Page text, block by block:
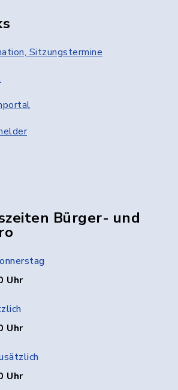
Sitzungstermine
Bürger- und
Uhr
Uhr
Uhr